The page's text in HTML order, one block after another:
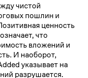
чистой
пошлин и
ценность
что
вложений и
И наоборот,
указывает на
разрушается.